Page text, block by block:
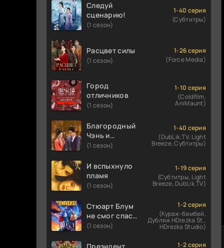
Следуй
сценарию!
(1 сезон)
1-40 серия
(Субтитры)
Расцвет силы
(1 сезон)
1-26 серия
(Force Media)
Город
отличников
(1 сезон)
1-10 серия
(Coldfilm,
AniMaunt)
Благородный
Чэнь и
прекрасная
(1 сезон)
1-40 серия
(DubLik.TV, Light
Breeze, Субтитры)
И вспыхнуло
пламя
(1 сезон)
1-19 серия
(Субтитры, Light
Breeze, DubLik.TV)
Стюарт Блум
не смог спасти
вселенную
(1 сезон)
1-2 серия
(Кураж-бамбей,
Дубляж HDrezka St.,
HDrezka Studio)
1-2 серия